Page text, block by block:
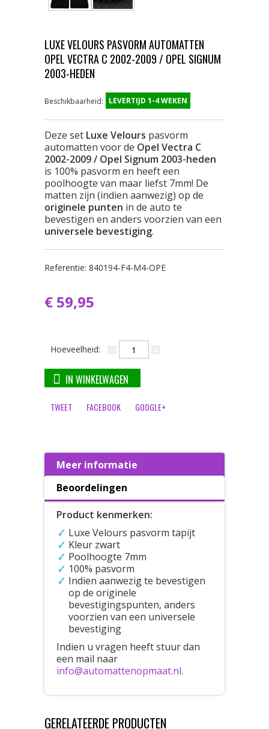
LUXE VELOURS PASVORM AUTOMATTEN
OPEL VECTRA C 2002-2009 / OPEL SIGNUM
2003-HEDEN
Beschikbaarheid: LEVERTIJD 1-4 WEKEN
Deze set Luxe Velours pasvorm
automatten voor de Opel Vectra C
2002-2009 / Opel Signum 2003-heden
is 100% pasvorm en heeft een
poolhoogte van maar liefst 7mm! De
matten zijn (indien aanwezig) op de
originele punten in de auto te
bevestigen en anders voorzien van een
universele bevestiging.
Referentie: 840194-F4-M4-OPE
€ 59,95
Hoeveelheid:
IN WINKELWAGEN
TWEET FACEBOOK GOOGLE+
Meer informatie
Beoordelingen
Product kenmerken:
Luxe Velours pasvorm tapijt
Kleur zwart
Poolhoogte 7mm
100% pasvorm
Indien aanwezig te bevestigen
op de originele
bevestigingspunten, anders
voorzien van een universele
bevestiging
Indien u vragen heeft stuur dan
een mail naar
info@automattenopmaat.nl.
GERELATEERDE PRODUCTEN